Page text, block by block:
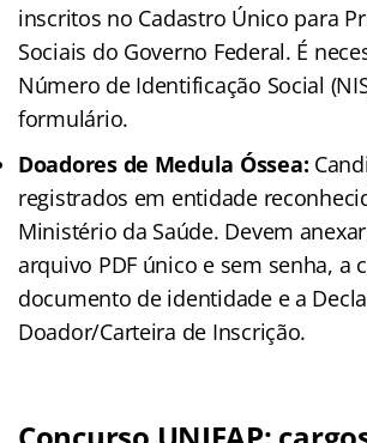
inscritos no Cadastro Único para
Sociais do Governo Federal. É
Número de Identificação Social
formulário.
Doadores de Medula Óssea:
registrados em entidade
Ministério da Saúde. Devem
arquivo PDF único e sem senha, a
documento de identidade e a
Doador/Carteira de Inscrição.